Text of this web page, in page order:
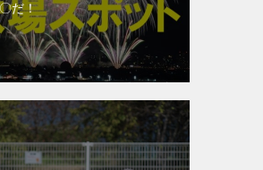
だ！